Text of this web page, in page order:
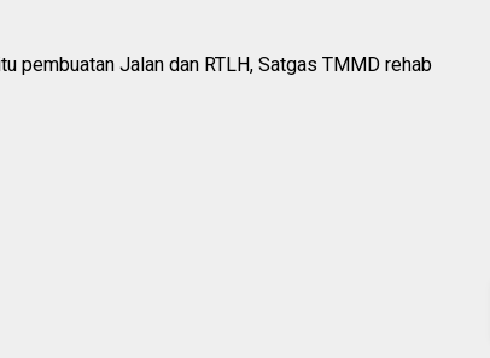
pembuatan Jalan dan RTLH, Satgas TMMD rehab